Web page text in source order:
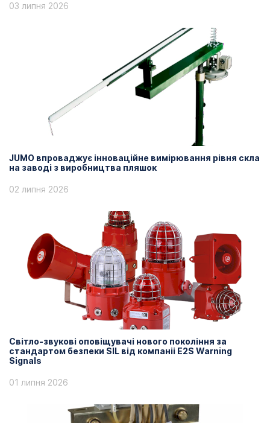
03 липня 2026
JUMO впроваджує інноваційне вимірювання рівня скла
на заводі з виробництва пляшок
02 липня 2026
Світло-звукові оповіщувачі нового покоління за
стандартом безпеки SIL від компаніі E2S Warning
Signals
01 липня 2026